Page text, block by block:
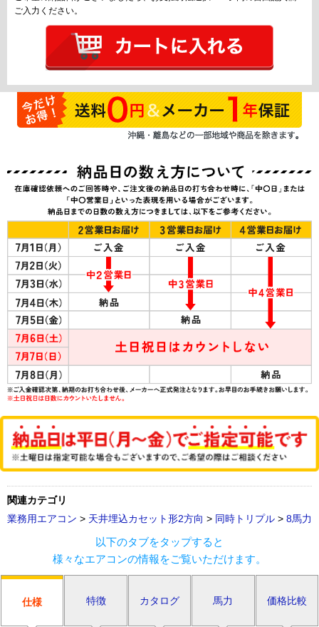
ご入力ください。
関連カテゴリ
業務用エアコン > 天井埋込カセット形2方向 > 同時トリプル > 8馬力
以下のタブをタップすると
様々なエアコンの情報をご覧いただけます。
仕様 特徴 カタログ 馬力 価格比較